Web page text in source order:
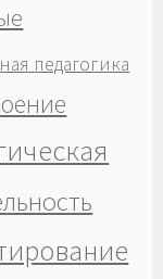
педагогика